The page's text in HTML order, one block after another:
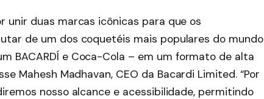
unir duas marcas icônicas para que os
de um dos coquetéis mais populares do mundo
BACARDÍ e Coca-Cola – em um formato de alta
Mahesh Madhavan, CEO da Bacardi Limited. “Por
nosso alcance e acessibilidade, permitindo